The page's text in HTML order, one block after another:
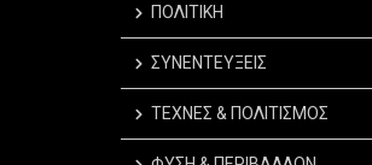
ΠΟΛΙΤΙΚΗ
ΣΥΝΕΝΤΕΥΞΕΙΣ
ΤΕΧΝΕΣ & ΠΟΛΙΤΙΣΜΟΣ